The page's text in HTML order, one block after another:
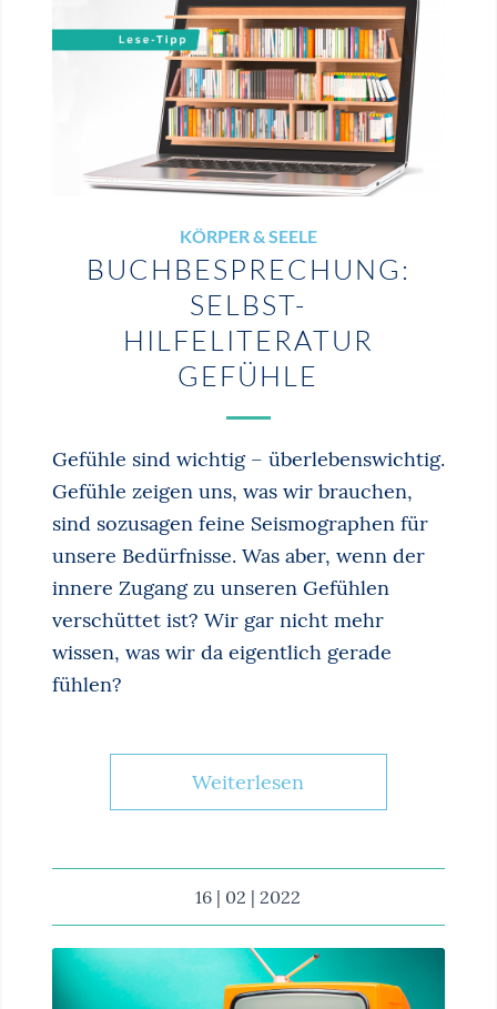
KÖRPER & SEELE
BUCHBESPRECHUNG:
SELBST-
HILFELITERATUR
GEFÜHLE
Gefühle sind wichtig – überlebenswichtig.
Gefühle zeigen uns, was wir brauchen,
sind sozusagen feine Seismographen für
unsere Bedürfnisse. Was aber, wenn der
innere Zugang zu unseren Gefühlen
verschüttet ist? Wir gar nicht mehr
wissen, was wir da eigentlich gerade
fühlen?
Weiterlesen
16 | 02 | 2022